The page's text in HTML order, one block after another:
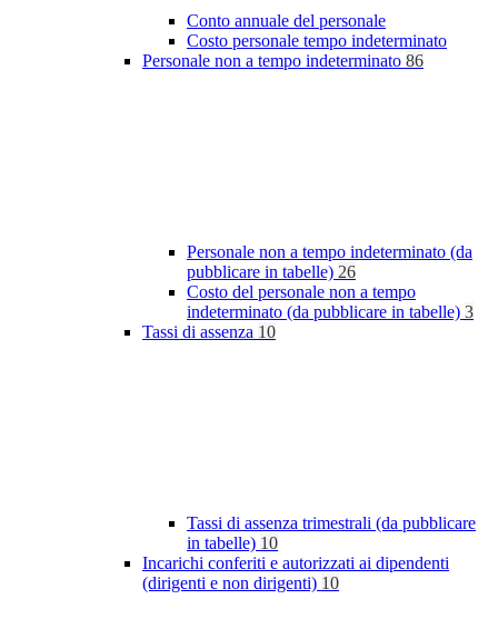
Conto annuale del personale
Costo personale tempo indeterminato
Personale non a tempo indeterminato 86
Personale non a tempo indeterminato (da
pubblicare in tabelle) 26
Costo del personale non a tempo
indeterminato (da pubblicare in tabelle) 3
Tassi di assenza 10
Tassi di assenza trimestrali (da pubblicare
in tabelle) 10
Incarichi conferiti e autorizzati ai dipendenti
(dirigenti e non dirigenti) 10